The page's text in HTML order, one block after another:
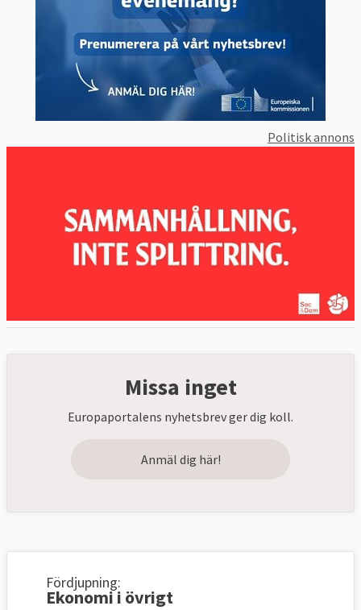
Politisk annons
Missa inget
Europaportalens nyhetsbrev ger dig koll.
Anmäl dig här!
Fördjupning:
Ekonomi i övrigt